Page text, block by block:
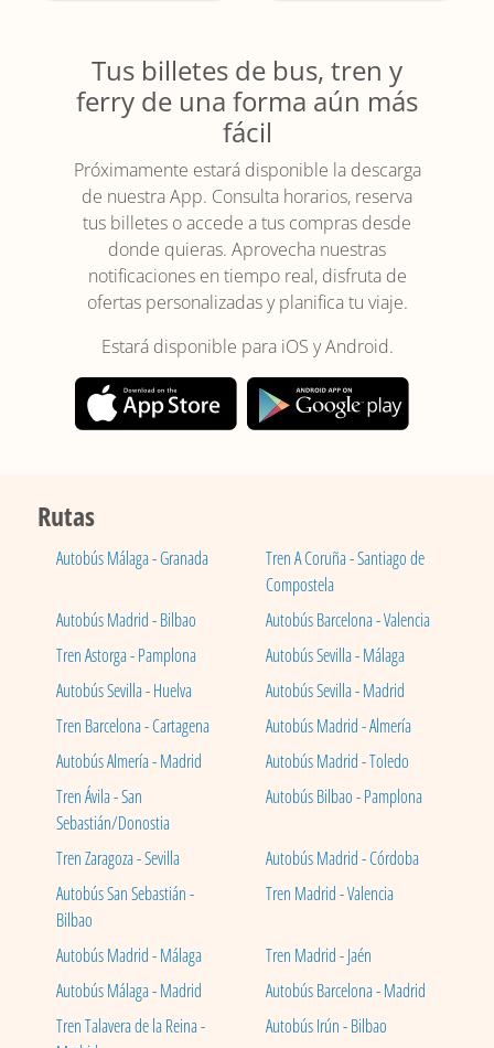
Tus billetes de bus, tren y
ferry de una forma aún más
fácil
Próximamente estará disponible la descarga
de nuestra App. Consulta horarios, reserva
tus billetes o accede a tus compras desde
donde quieras. Aprovecha nuestras
notificaciones en tiempo real, disfruta de
ofertas personalizadas y planifica tu viaje.
Estará disponible para iOS y Android.
Rutas
Autobús Málaga - Granada
Tren A Coruña - Santiago de
Compostela
Autobús Madrid - Bilbao
Autobús Barcelona - Valencia
Tren Astorga - Pamplona
Autobús Sevilla - Málaga
Autobús Sevilla - Huelva
Autobús Sevilla - Madrid
Tren Barcelona - Cartagena
Autobús Madrid - Almería
Autobús Almería - Madrid
Autobús Madrid - Toledo
Tren Ávila - San
Sebastián/Donostia
Autobús Bilbao - Pamplona
Tren Zaragoza - Sevilla
Autobús Madrid - Córdoba
Autobús San Sebastián -
Bilbao
Tren Madrid - Valencia
Autobús Madrid - Málaga
Tren Madrid - Jaén
Autobús Málaga - Madrid
Autobús Barcelona - Madrid
Tren Talavera de la Reina -
Autobús Irún - Bilbao